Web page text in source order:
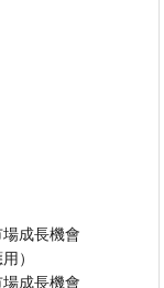
成長機會
）
成長機會